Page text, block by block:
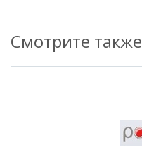
Смотрите также